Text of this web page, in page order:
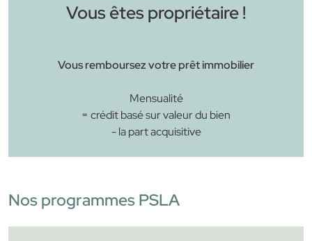
Vous êtes propriétaire !
Vous remboursez votre prêt immobilier
Mensualité
= crédit basé sur valeur du bien
- la part acquisitive
Nos programmes PSLA